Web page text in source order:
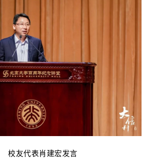
校友代表肖建宏发言